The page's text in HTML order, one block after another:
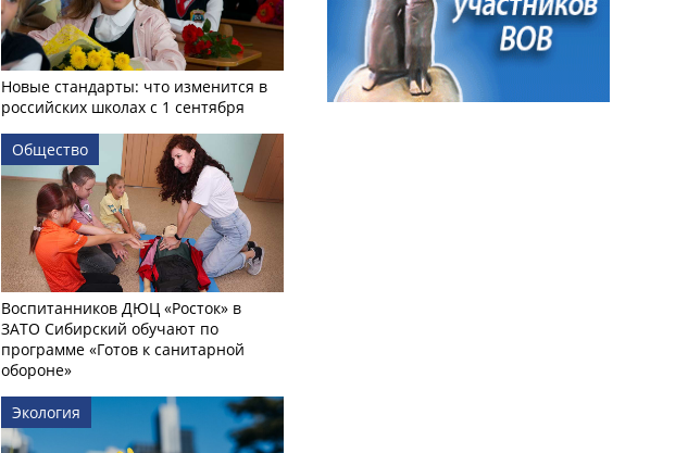
Новые стандарты: что изменится в
российских школах с 1 сентября
Общество
Воспитанников ДЮЦ «Росток» в
ЗАТО Сибирский обучают по
программе «Готов к санитарной
обороне»
Экология